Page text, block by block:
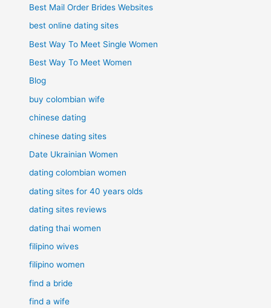
Best Mail Order Brides Websites
best online dating sites
Best Way To Meet Single Women
Best Way To Meet Women
Blog
buy colombian wife
chinese dating
chinese dating sites
Date Ukrainian Women
dating colombian women
dating sites for 40 years olds
dating sites reviews
dating thai women
filipino wives
filipino women
find a bride
find a wife